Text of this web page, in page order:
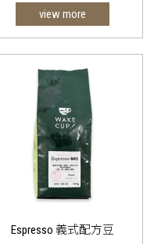
view more
Espresso 義式配方豆